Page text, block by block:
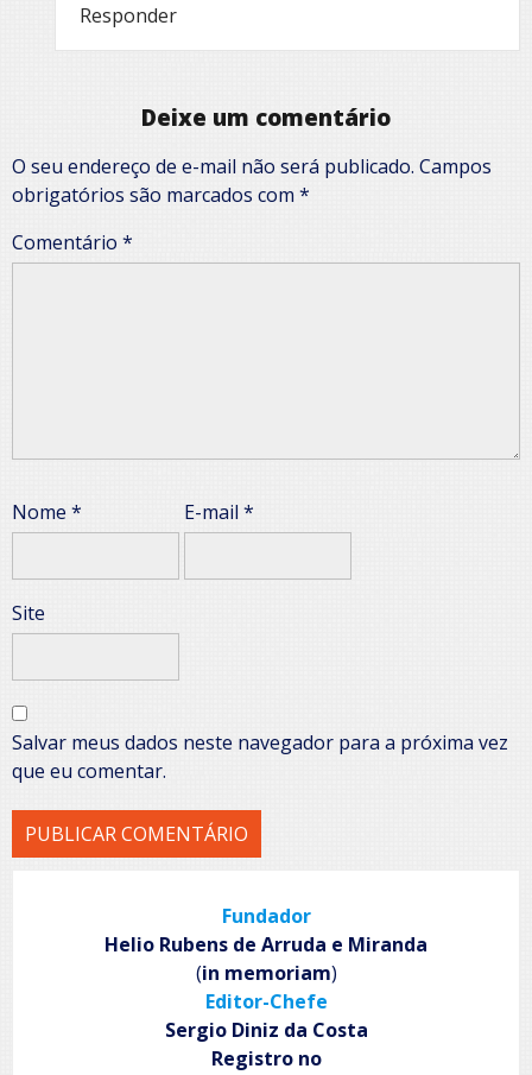
Responder
Deixe um comentário
O seu endereço de e-mail não será publicado. Campos
obrigatórios são marcados com *
Comentário *
Nome * E-mail *
Site
Salvar meus dados neste navegador para a próxima vez
que eu comentar.
Fundador
Helio Rubens de Arruda e Miranda
(in memoriam)
Editor-Chefe
Sergio Diniz da Costa
Registro no